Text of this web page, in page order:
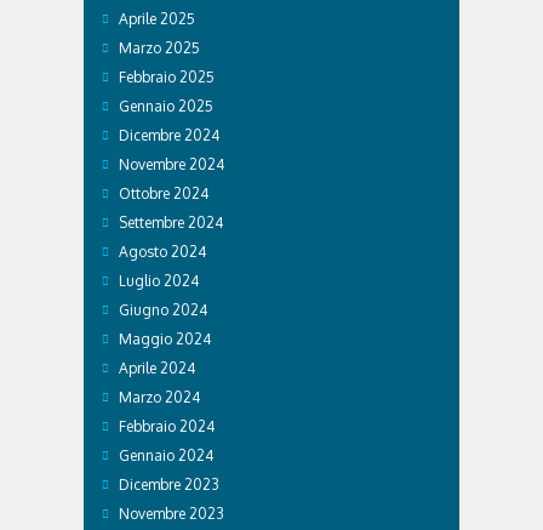
Aprile 2025
Marzo 2025
Febbraio 2025
Gennaio 2025
Dicembre 2024
Novembre 2024
Ottobre 2024
Settembre 2024
Agosto 2024
Luglio 2024
Giugno 2024
Maggio 2024
Aprile 2024
Marzo 2024
Febbraio 2024
Gennaio 2024
Dicembre 2023
Novembre 2023